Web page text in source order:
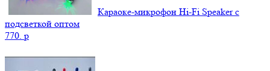
Караоке-микрофон Hi-Fi Speaker с
подсветкой оптом
770. p